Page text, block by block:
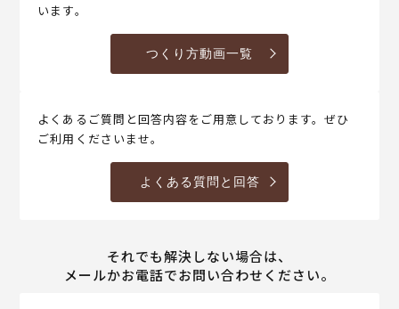
います。
つくり方動画一覧
よくあるご質問と回答内容をご用意しております。ぜひ
ご利用くださいませ。
よくある質問と回答
それでも解決しない場合は、
メールかお電話でお問い合わせください。